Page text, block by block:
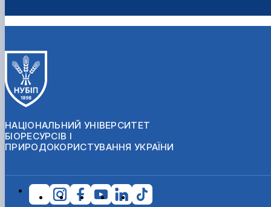
НАЦІОНАЛЬНИЙ УНІВЕРСИТЕТ
БІОРЕСУРСІВ І
ПРИРОДОКОРИСТУВАННЯ УКРАЇНИ